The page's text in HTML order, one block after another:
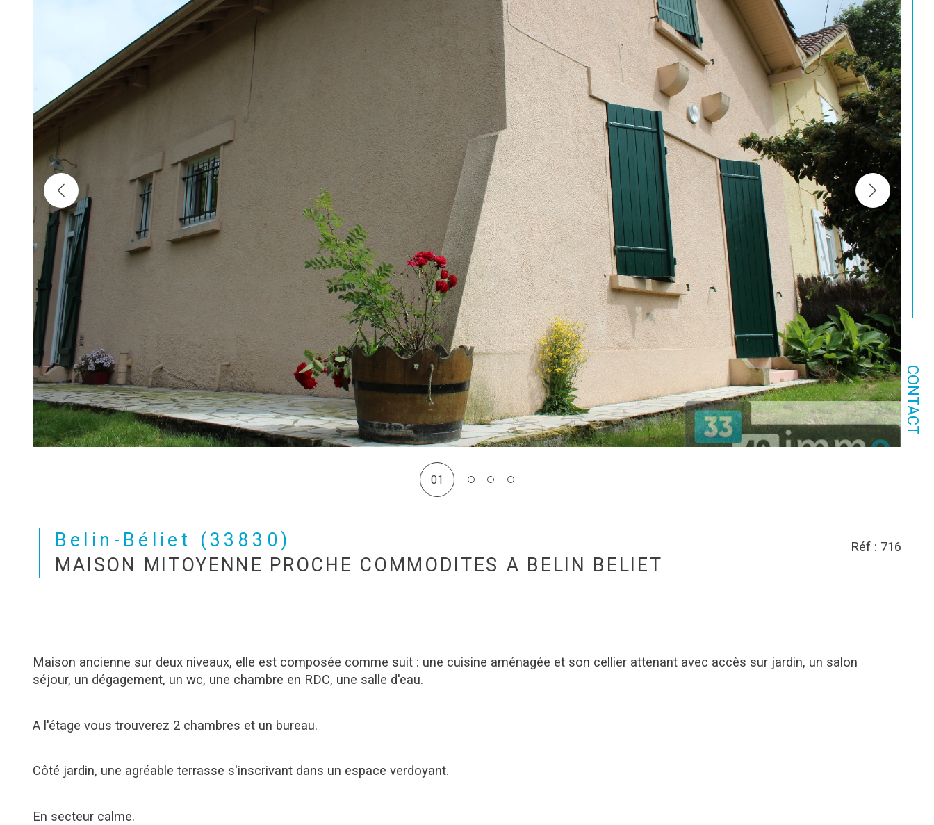
CONTACT
01
Belin-Béliet (33830)
MAISON MITOYENNE PROCHE COMMODITES A BELIN BELIET
Réf : 716
Maison ancienne sur deux niveaux, elle est composée comme suit : une cuisine aménagée et son cellier attenant avec accès sur jardin, un salon
séjour, un dégagement, un wc, une chambre en RDC, une salle d'eau.
A l'étage vous trouverez 2 chambres et un bureau.
Côté jardin, une agréable terrasse s'inscrivant dans un espace verdoyant.
En secteur calme.